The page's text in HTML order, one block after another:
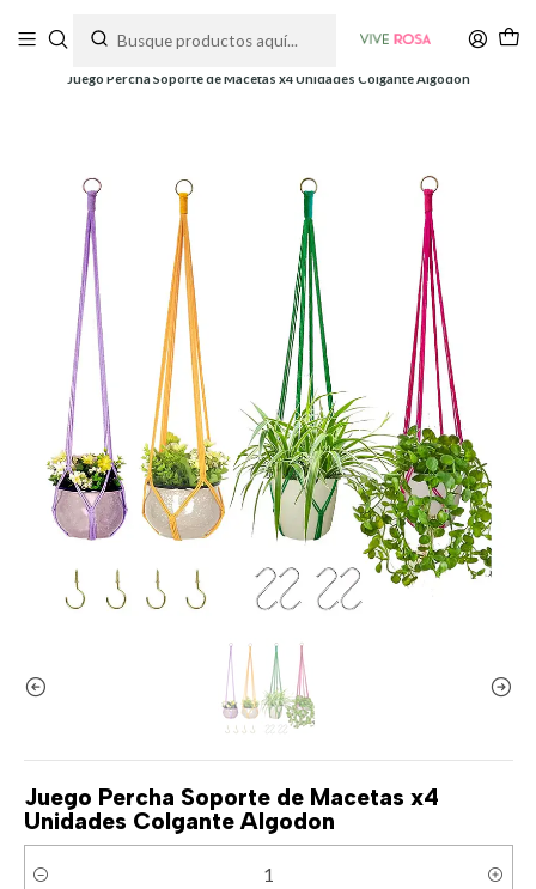
Juego Percha Soporte de Macetas x4 Unidades Colgante Algodon
Juego Percha Soporte de Macetas x4
Unidades Colgante Algodon
Cantidad